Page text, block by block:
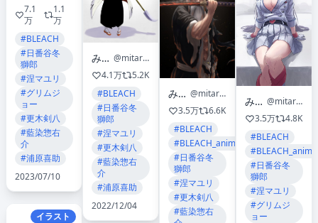
7.1
万
1.1
万
#BLEACH
#日番谷冬
獅郎
#涅マユリ
#グリムジ
ョー
#更木剣八
#藍染惣右
介
#浦原喜助
2023/07/10
イラスト
みたらし
@mitarashi0000
4.1万
5.2K
#BLEACH
#日番谷冬
獅郎
#涅マユリ
#更木剣八
#藍染惣右
介
#浦原喜助
2022/12/04
みたらし
@mitarashi0000
3.5万
6.6K
#BLEACH
#BLEACH_anime
#日番谷冬
獅郎
#涅マユリ
#更木剣八
#藍染惣右
みたらし
@mitarashi0000
3.5万
4.8K
#BLEACH
#BLEACH_anime
#日番谷冬
獅郎
#涅マユリ
#グリムジ
ョー